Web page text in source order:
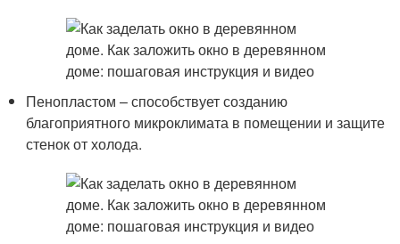
Пенопластом – способствует созданию
благоприятного микроклимата в помещении и защите
стенок от холода.